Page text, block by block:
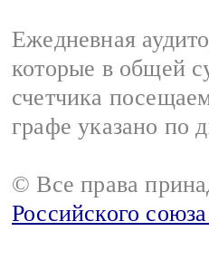
Ежедневная
которые в общей
счетчика
графе указано по
© Все права
Российского